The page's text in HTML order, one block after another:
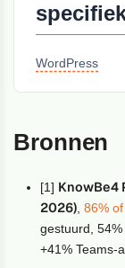
WordPress
Bronnen
[1] KnowBe4
2026) ,86%
gestuurd,
+41% Teams-